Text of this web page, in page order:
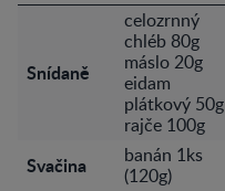
Snídaně
celozrnný
chléb 80g
máslo 20g
eidam
plátkový 50g
rajče 100g
Svačina
banán 1ks
(120g)